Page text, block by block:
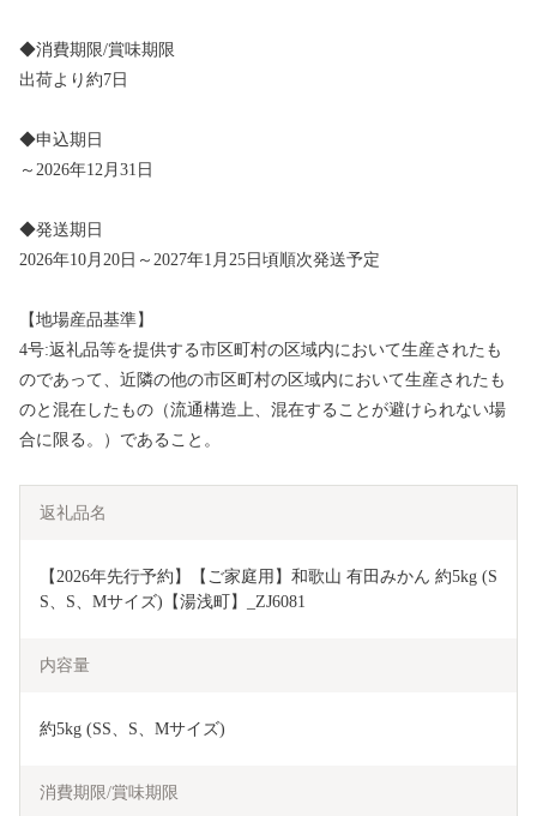
◆消費期限/賞味期限
出荷より約7日
◆申込期日
～2026年12月31日
◆発送期日
2026年10月20日～2027年1月25日頃順次発送予定
【地場産品基準】
4号:返礼品等を提供する市区町村の区域内において生産されたも
のであって、近隣の他の市区町村の区域内において生産されたも
のと混在したもの（流通構造上、混在することが避けられない場
合に限る。）であること。
返礼品名
【2026年先行予約】【ご家庭用】和歌山 有田みかん 約5kg (S
S、S、Mサイズ)【湯浅町】_ZJ6081
内容量
約5kg (SS、S、Mサイズ)
消費期限/賞味期限